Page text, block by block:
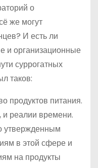
о
же могут
И есть ли
и организационные
суррогатных
таков:
продуктов питания.
и реалии времени.
утвержденным
в этой сфере и
на продукты